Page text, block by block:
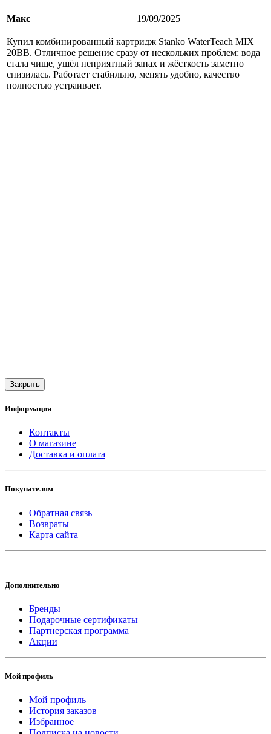
Макс 19/09/2025
Купил комбинированный картридж Stanko WaterTeach MIX
20BB. Отличное решение сразу от нескольких проблем: вода
стала чище, ушёл неприятный запах и жёсткость заметно
снизилась. Работает стабильно, менять удобно, качество
полностью устраивает.
Закрыть
Информация
Контакты
О магазине
Доставка и оплата
Покупателям
Обратная связь
Возвраты
Карта сайта
Дополнительно
Бренды
Подарочные сертификаты
Партнерская программа
Акции
Мой профиль
Мой профиль
История заказов
Избранное